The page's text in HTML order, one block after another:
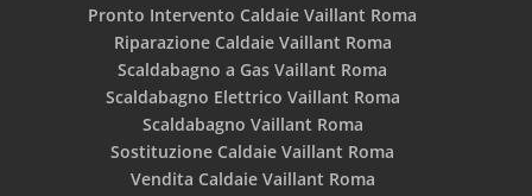
Pronto Intervento Caldaie Vaillant Roma
Riparazione Caldaie Vaillant Roma
Scaldabagno a Gas Vaillant Roma
Scaldabagno Elettrico Vaillant Roma
Scaldabagno Vaillant Roma
Sostituzione Caldaie Vaillant Roma
Vendita Caldaie Vaillant Roma